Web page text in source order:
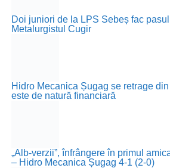
Doi juniori de la LPS Sebeș fac
Metalurgistul Cugir
Hidro Mecanica Șugag se retrage
este de natură financiară
„Alb-verzii”, înfrângere în primul
– Hidro Mecanica Șugag 4-1 (2-0)